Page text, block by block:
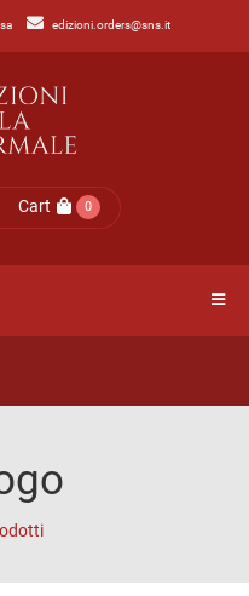
edizioni.orders@sns.it
Cart 0